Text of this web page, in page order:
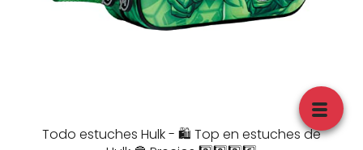
Todo estuches Hulk - 🛍️ Top en estuches de